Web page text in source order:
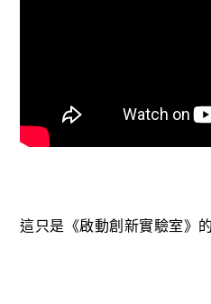
這只是《啟動創新實驗室》